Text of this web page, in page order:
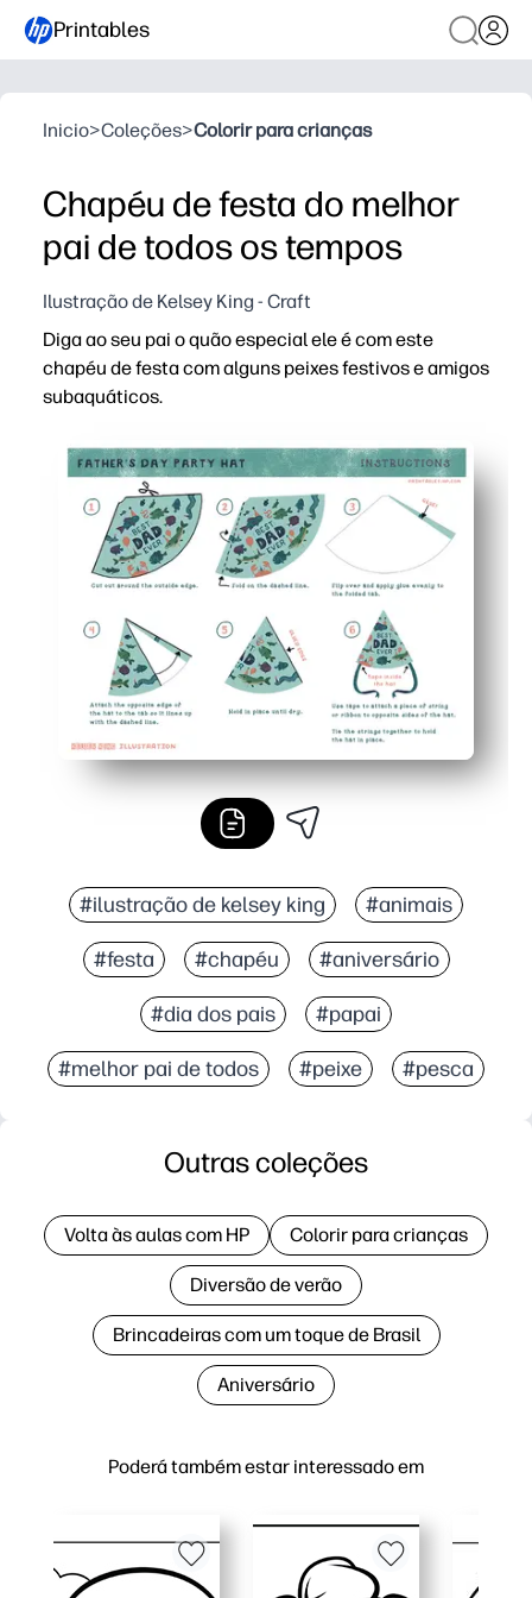
Printables
Inicio>Coleções>Colorir para crianças
Chapéu de festa do melhor
pai de todos os tempos
Ilustração de Kelsey King - Craft
Diga ao seu pai o quão especial ele é com este
chapéu de festa com alguns peixes festivos e amigos
subaquáticos.
#ilustração de kelsey king #animais
#festa #chapéu #aniversário
#dia dos pais #papai
#melhor pai de todos #peixe #pesca
Poderá também estar interessado em
Outras coleções
Volta às aulas com HP Colorir para crianças
Diversão de verão
Brincadeiras com um toque de Brasil
Aniversário